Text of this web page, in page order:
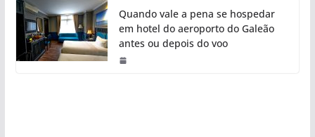
Quando vale a pena se hospedar
em hotel do aeroporto do Galeão
antes ou depois do voo